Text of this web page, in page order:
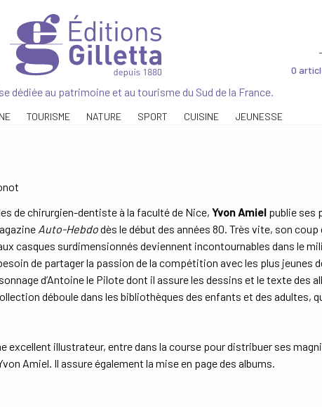
dédiée au patrimoine et au tourisme du Sud de la France.
0
TOURISME NATURE SPORT CUISINE JEUNESSE
de chirurgien-dentiste à la faculté de Nice, Yvon Amielpublie ses
Auto-Hebdodès le début des années 80. Très vite, son coup
casques surdimensionnés deviennent incontournables dans le
de partager la passion de la compétition avec les plus jeunes
d’Antoine le Pilote dont il assure les dessins et le texte des
déboule dans les bibliothèques des enfants et des adultes,
excellent illustrateur, entre dans la course pour distribuer ses
Amiel. Il assure également la mise en page des albums.